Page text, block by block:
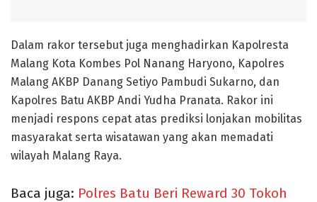
Dalam rakor tersebut juga menghadirkan Kapolresta
Malang Kota Kombes Pol Nanang Haryono, Kapolres
Malang AKBP Danang Setiyo Pambudi Sukarno, dan
Kapolres Batu AKBP Andi Yudha Pranata. Rakor ini
menjadi respons cepat atas prediksi lonjakan mobilitas
masyarakat serta wisatawan yang akan memadati
wilayah Malang Raya.
Baca juga: Polres Batu Beri Reward 30 Tokoh